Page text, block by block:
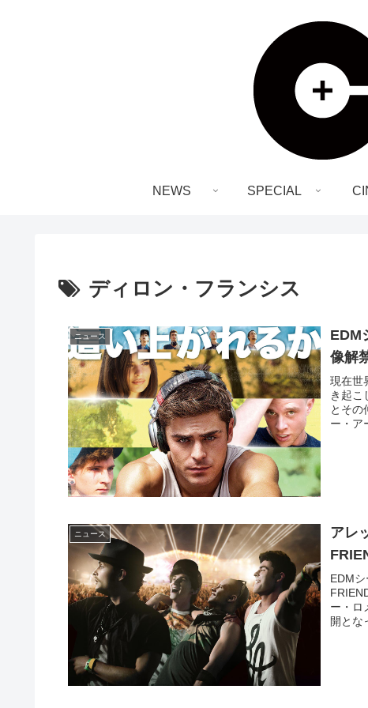
NEWS SPECIAL
ディロン・フランシス
ニュース
EDM
像解
現在世
き起こ
とその
ー・ア
ニュース
アレ
EDM
ー・ロ
開とな